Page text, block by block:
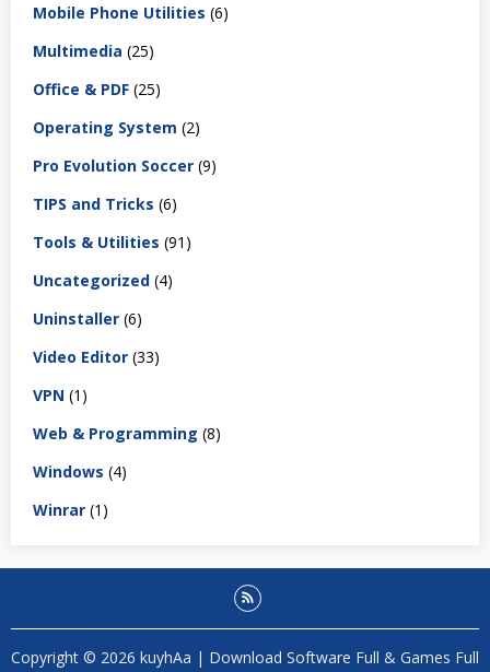
Mobile Phone Utilities (6)
Multimedia (25)
Office & PDF (25)
Operating System (2)
Pro Evolution Soccer (9)
TIPS and Tricks (6)
Tools & Utilities (91)
Uncategorized (4)
Uninstaller (6)
Video Editor (33)
VPN (1)
Web & Programming (8)
Windows (4)
Winrar (1)
Copyright © 2026 kuyhAa | Download Software Full & Games Full